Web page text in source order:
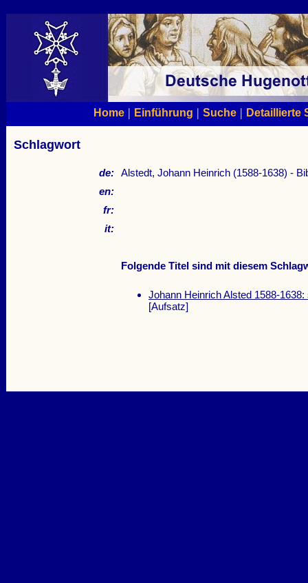
Home| Einführung | Suche| Detaillierte
Schlagwort
de: Alstedt, Johann Heinrich (1588-1638) -
en:
fr:
it:
Folgende Titel sind mit diesem
Johann Heinrich Alsted 1588-
[Aufsatz]